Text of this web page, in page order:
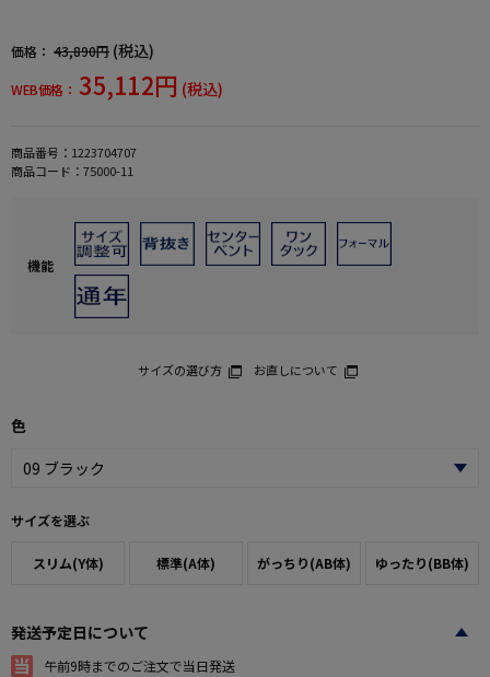
価格： 43,890円 (税込)
WEB価格： 35,112円 (税込)
商品番号： 1223704707
商品コード： 75000-11
機能
サイズの選び方 お直しについて
色
サイズを選ぶ
スリム(Y体) 標準(A体) がっちり(AB体) ゆったり(BB体)
発送予定日について
午前9時までのご注文で当日発送